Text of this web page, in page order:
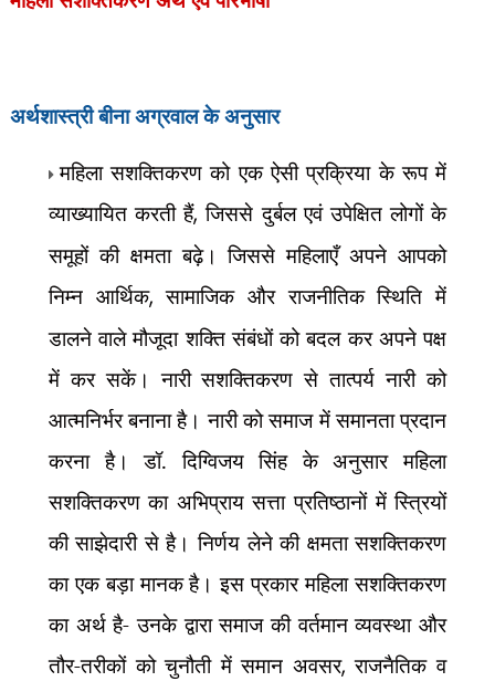
अर्थशास्त्री बीना अग्रवाल के अनुसार
महिला सशक्तिकरण को एक ऐसी प्रक्रिया के रूप में
व्याख्यायित करती हैं,जिससे दुर्बल एवं उपेक्षित लोगों के
समूहों की क्षमता बढ़े। जिससे महिलाएँ अपने आपको
निम्न आर्थिक,सामाजिक और राजनीतिक स्थिति में
डालने वाले मौजूदा शक्ति संबंधों को बदल कर अपने पक्ष
में कर सकें। नारी सशक्तिकरण से तात्पर्य नारी को
आत्मनिर्भर बनाना है। नारी को समाज में समानता प्रदान
करना है। डॉ. दिग्विजय सिंह के अनुसार महिला
सशक्तिकरण का अभिप्राय सत्ता प्रतिष्ठानों में स्त्रियों
की साझेदारी से है। निर्णय लेने की क्षमता सशक्तिकरण
का एक बड़ा मानक है। इस प्रकार महिला सशक्तिकरण
का अर्थ है- उनके द्वारा समाज की वर्तमान व्यवस्था और
तौर-तरीकों को चुनौती में समान अवसर,राजनैतिक व